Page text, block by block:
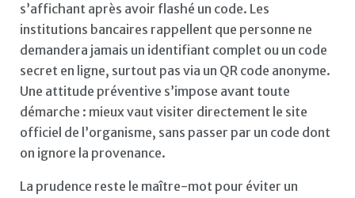
s’affichant après avoir flashé un code. Les
institutions bancaires rappellent que personne ne
demandera jamais un identifiant complet ou un code
secret en ligne, surtout pas via un QR code anonyme.
Une attitude préventive s’impose avant toute
démarche : mieux vaut visiter directement le site
officiel de l’organisme, sans passer par un code dont
on ignore la provenance.
La prudence reste le maître-mot pour éviter un